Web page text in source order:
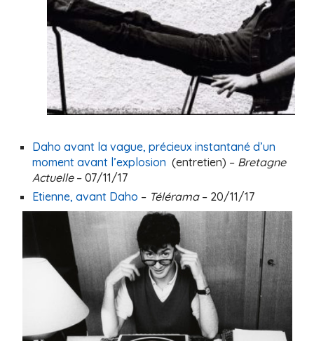
Daho avant la vague, précieux instantané d’un
moment avant l’explosion (entretien) – Bretagne
Actuelle– 07/11/17
Etienne, avant Daho – Télérama– 20/11/17